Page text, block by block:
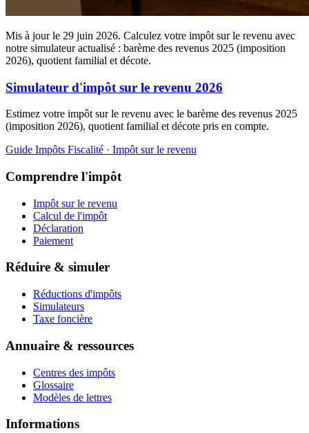
Mis à jour le 29 juin 2026. Calculez votre impôt sur le revenu avec
notre simulateur actualisé : barème des revenus 2025 (imposition
2026), quotient familial et décote.
Simulateur d'impôt sur le revenu 2026
Estimez votre impôt sur le revenu avec le barème des revenus 2025
(imposition 2026), quotient familial et décote pris en compte.
Guide Impôts Fiscalité · Impôt sur le revenu
Comprendre l'impôt
Impôt sur le revenu
Calcul de l'impôt
Déclaration
Paiement
Réduire & simuler
Réductions d'impôts
Simulateurs
Taxe foncière
Annuaire & ressources
Centres des impôts
Glossaire
Modèles de lettres
Informations